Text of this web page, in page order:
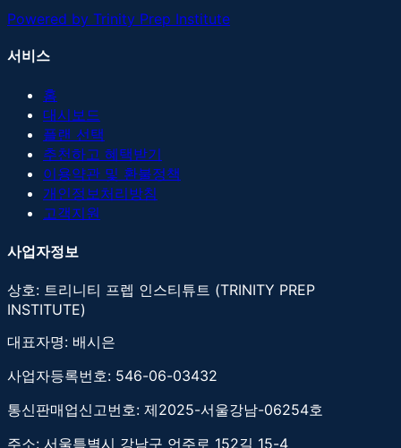
Powered by Trinity Prep Institute
서비스
홈
대시보드
플랜 선택
추천하고 혜택받기
이용약관 및 환불정책
개인정보처리방침
고객지원
사업자정보
상호: 트리니티 프렙 인스티튜트 (TRINITY PREP
INSTITUTE)
대표자명: 배시은
사업자등록번호: 546-06-03432
통신판매업신고번호: 제2025-서울강남-06254호
주소: 서울특별시 강남구 언주로 152길 15-4